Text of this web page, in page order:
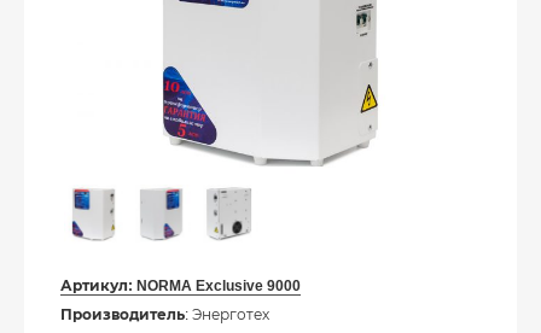
Артикул: NORMA Exclusive 9000
Производитель: Энерготех